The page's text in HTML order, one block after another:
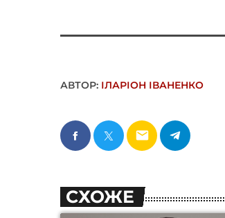
АВТОР: ІЛАРІОН ІВАНЕНКО
email
СХОЖЕ